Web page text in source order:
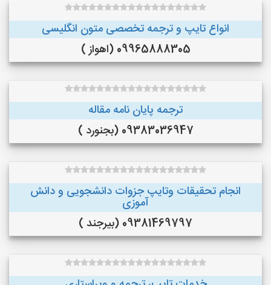
انواع تایپ و ترجمه تخصصی متون انگلیسی
09965888305 (اهواز )
ترجمه پایان نامه مقاله
09383036947 (بجنورد )
انجام تحقیقات وتایپ جزوات دانشجویی و دانش
آموزی
09381469797 (بیرجند )